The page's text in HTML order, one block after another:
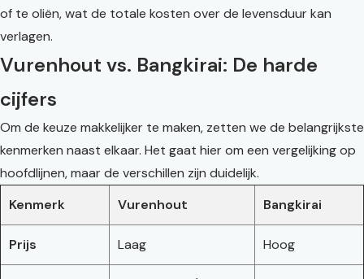
of te oliën, wat de totale kosten over de levensduur kan
verlagen.
Vurenhout vs. Bangkirai: De harde
cijfers
Om de keuze makkelijker te maken, zetten we de belangrijkste
kenmerken naast elkaar. Het gaat hier om een vergelijking op
hoofdlijnen, maar de verschillen zijn duidelijk.
Kenmerk
Vurenhout Bangkirai
Prijs Laag Hoog